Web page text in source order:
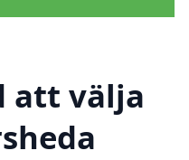
att välja